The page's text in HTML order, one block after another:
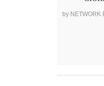
by NETWORK